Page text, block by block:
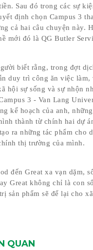
Sau đó trong các sự
định chọn Campus 3
cả hai câu chuyện này.
mới đó là QG Butler
biết rằng, trong đợt
duy trì công ăn việc
hội sự sống và sự nhộn
3 - Van Lang
kế hoạch của anh,
thành từ chính hai dự
ra những tác phẩm cho
thị trường của mình.
đến Great xa vạn dặm,
Great không chỉ là con
sản phẩm sẽ để lại cho
QUAN